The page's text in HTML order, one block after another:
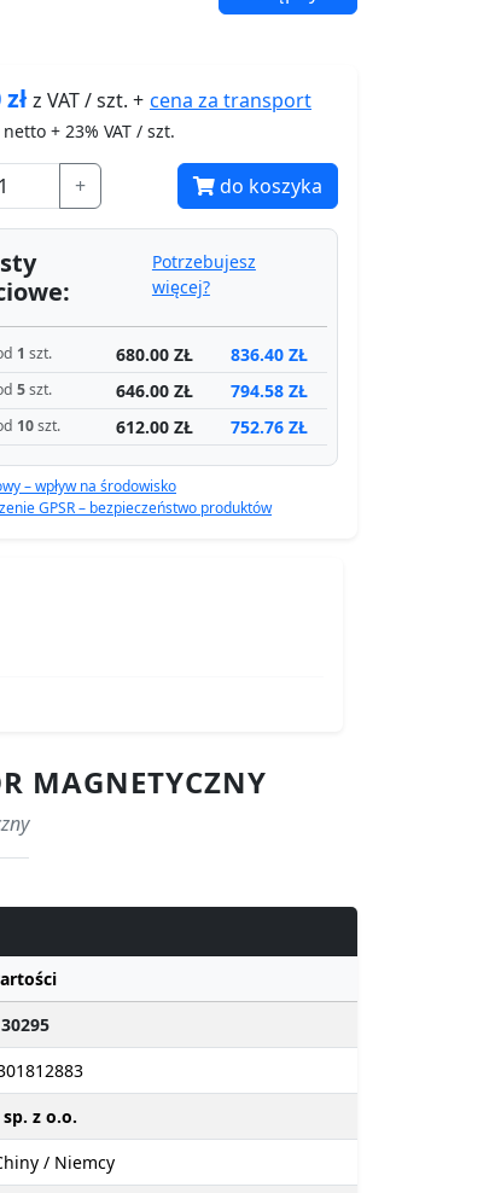
złz VAT / szt. + cena za transport
netto + 23% VAT / szt.
+ do koszyka
Potrzebujesz
więcej?
1 szt. 680.00 ZŁ 836.40 ZŁ
5szt. 646.00 ZŁ 794.58 ZŁ
10szt. 612.00 ZŁ 752.76 ZŁ
– wpływ na środowisko
GPSR – bezpieczeństwo produktów
MAGNETYCZNY
z o.o.
/ Niemcy